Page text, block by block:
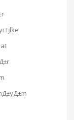
Гјlke